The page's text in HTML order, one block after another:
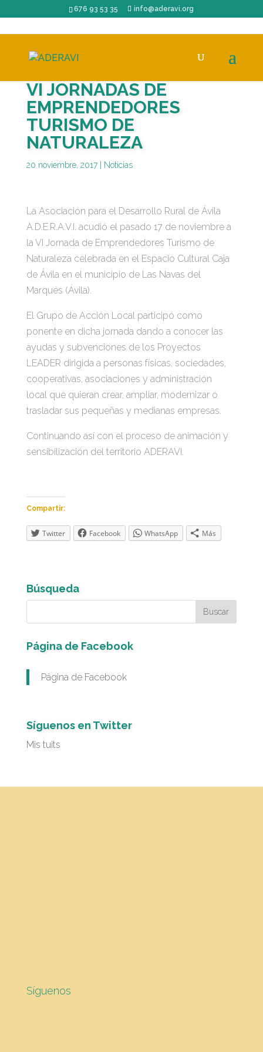
676 93 53 35 info@aderavi.org
VI JORNADAS DE
EMPRENDEDORES
TURISMO DE
NATURALEZA
20 noviembre, 2017| Noticias
La Asociación para el Desarrollo Rural de Ávila
A.D.E.R.A.V.I. acudió el pasado 17 de noviembre a
la VI Jornada de Emprendedores Turismo de
Naturaleza celebrada en el Espacio Cultural Caja
de Ávila en el municipio de Las Navas del
Marqués (Ávila).
El Grupo de Acción Local participó como
ponente en dicha jornada dando a conocer las
ayudas y subvenciones de los Proyectos
LEADER dirigida a personas físicas, sociedades,
cooperativas, asociaciones y administración
local que quieran crear, ampliar, modernizar o
trasladar sus pequeñas y medianas empresas.
Continuando así con el proceso de animación y
sensibilización del territorio ADERAVI.
Compartir:
Twitter Facebook WhatsApp Más
Búsqueda
Página de Facebook
Página de Facebook
Síguenos en Twitter
Mis tuits
Síguenos